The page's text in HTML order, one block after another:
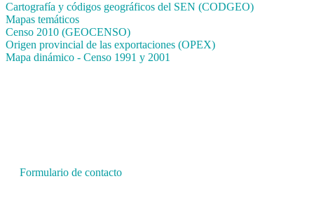
Cartografía y códigos geográficos del SEN (CODGEO)
Mapas temáticos
Censo 2010 (GEOCENSO)
Origen provincial de las exportaciones (OPEX)
Mapa dinámico - Censo 1991 y 2001
Formulario de contacto